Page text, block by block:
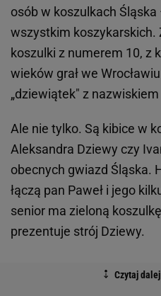
osób w koszulkach Śląska
wszystkim koszykarskich.
koszulki z numerem 10, z
wieków grał we
„dziewiątek" z
Ale nie tylko. Są kibice w
Aleksandra Dziewy czy
obecnych gwiazd Śląska.
łączą pan Paweł i jego
senior ma zieloną
prezentuje strój Dziewy.